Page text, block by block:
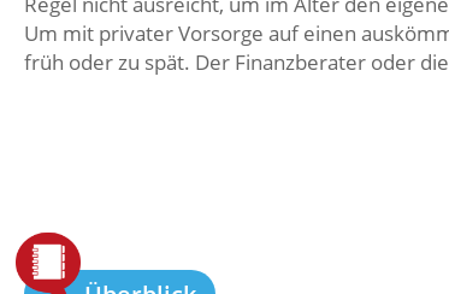
Um mit privater Vorsorge auf einen
früh oder zu spät. Der Finanzberater oder